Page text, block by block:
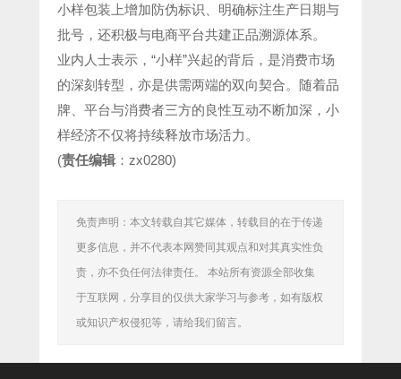
小样包装上增加防伪标识、明确标注生产日期与
批号，还积极与电商平台共建正品溯源体系。
业内人士表示，“小样”兴起的背后，是消费市场
的深刻转型，亦是供需两端的双向契合。随着品
牌、平台与消费者三方的良性互动不断加深，小
样经济不仅将持续释放市场活力。
(责任编辑 ：zx0280)
免责声明：本文转载自其它媒体，转载目的在于传递
更多信息，并不代表本网赞同其观点和对其真实性负
责，亦不负任何法律责任。 本站所有资源全部收集
于互联网，分享目的仅供大家学习与参考，如有版权
或知识产权侵犯等，请给我们留言。